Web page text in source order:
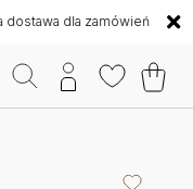
dla zamówień od 300